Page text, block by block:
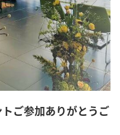
ご参加ありがとうご